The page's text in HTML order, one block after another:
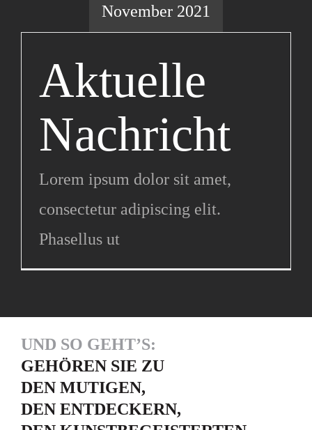
November 2021
Aktuelle
Nachricht
Lorem ipsum dolor sit amet,
consectetur adipiscing elit.
Phasellus ut
UND SO GEHT’S:
GEHÖREN SIE ZU
DEN MUTIGEN,
DEN ENTDECKERN,